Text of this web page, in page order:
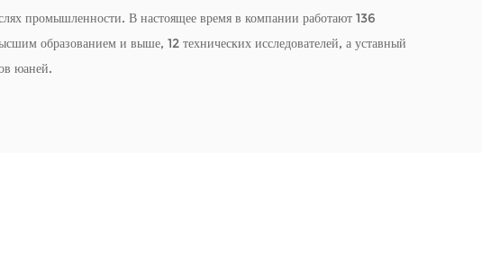
промышленности. В настоящее время в компании работают 136
образованием и выше, 12 технических исследователей, а уставный
юаней.